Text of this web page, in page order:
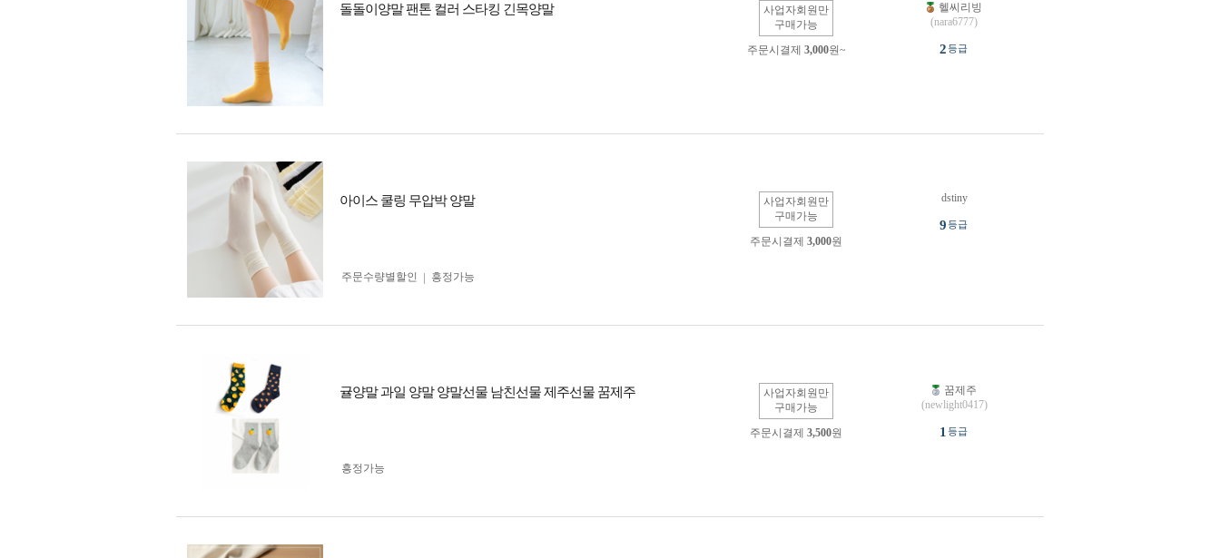
돌돌이양말 팬톤 컬러 스타킹 긴목양말
사업자회원만
구매가능
주문시결제 3,000원~
헬씨리빙
(nara6777)
2등급
아이스 쿨링 무압박 양말
사업자회원만
구매가능
주문시결제 3,000원
주문수량별할인 흥정가능
dstiny
9등급
귤양말 과일 양말 양말선물 남친선물 제주선물 꿈제주
사업자회원만
구매가능
주문시결제 3,500원
흥정가능
꿈제주
(newlight0417)
1 등급